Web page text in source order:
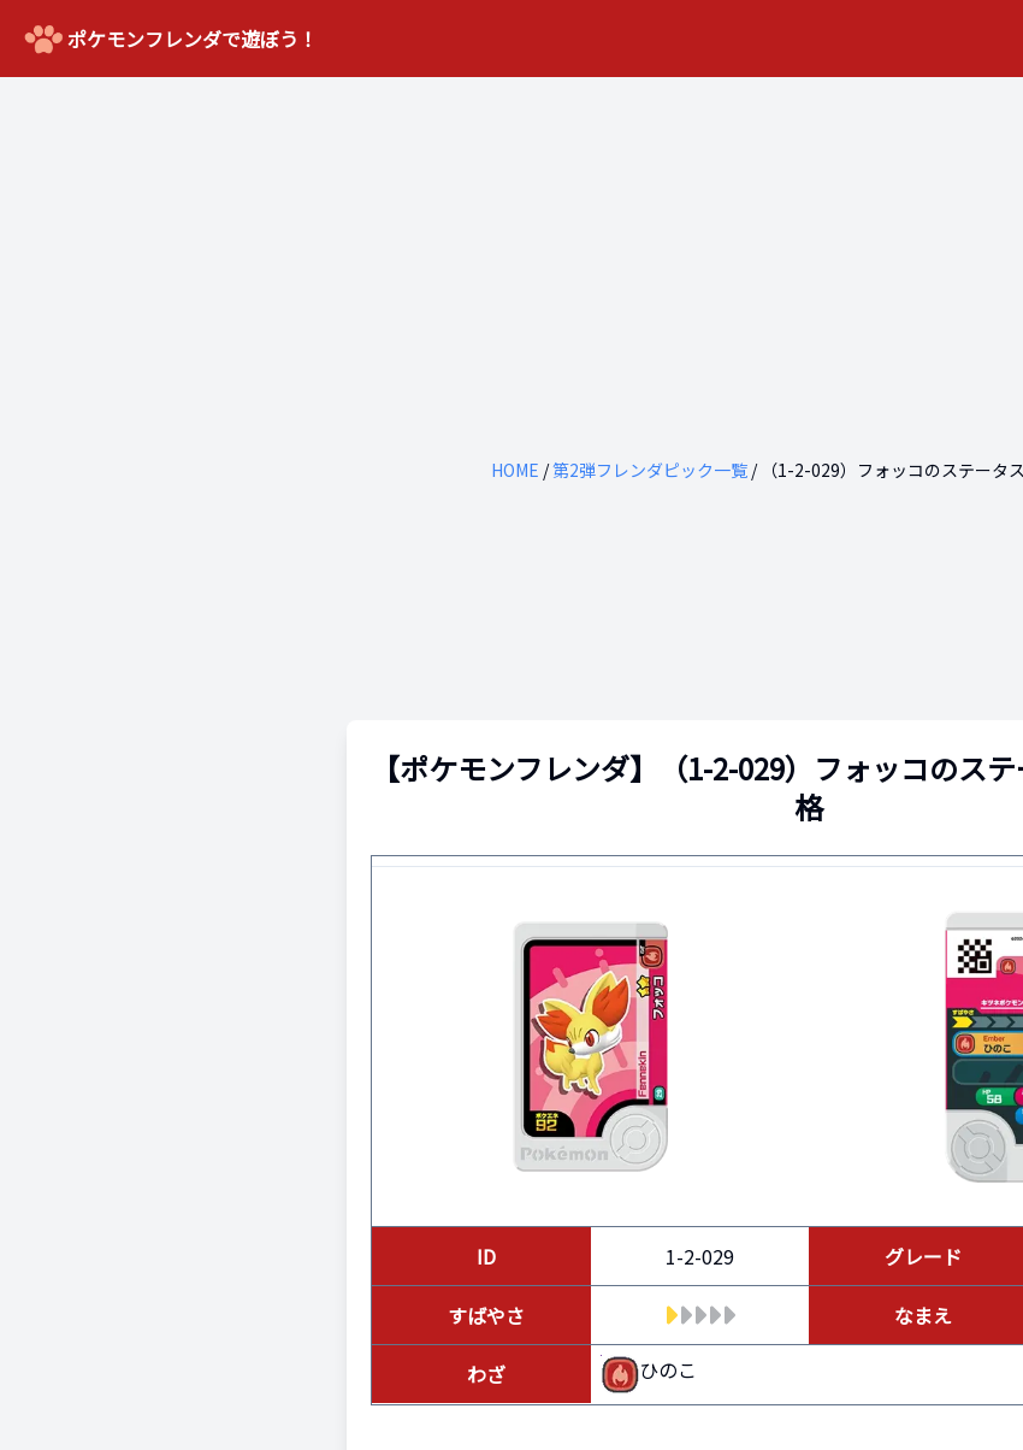
ポケモンフレンダで遊ぼう！
HOME /第2弾フレンダピック一覧 / （1-2-029） フォッコのステータ
【ポケモンフレンダ】（1-2-029） フォッコのス
格
ID 1-2-029 グレード
すばやさ なまえ
わざ ひのこ